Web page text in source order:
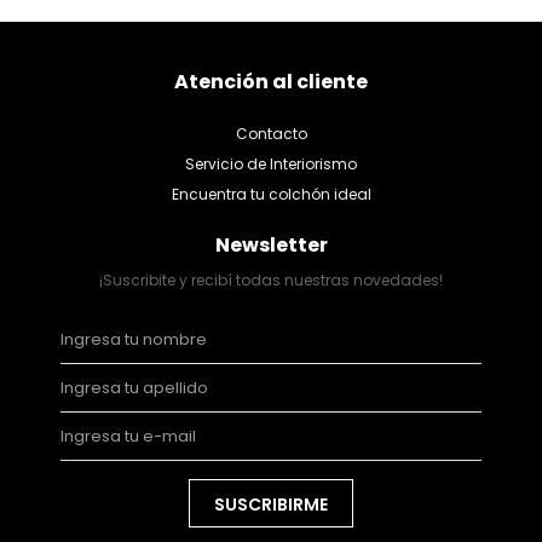
Atención al cliente
Contacto
Servicio de Interiorismo
Encuentra tu colchón ideal
Newsletter
¡Suscribite y recibí todas nuestras novedades!
SUSCRIBIRME